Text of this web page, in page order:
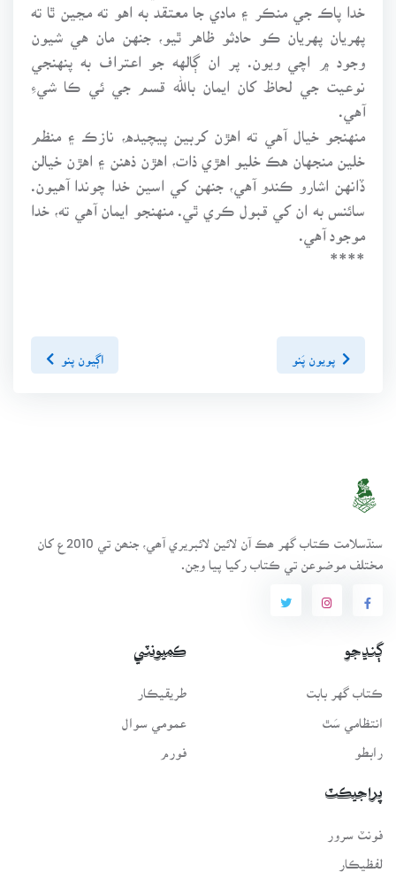
خدا پاڪ جي منڪر ۽ مادي جا معتقد به اهو ته مڃين ٿا ته
پهريان پهريان ڪو حادثو ظاهر ٿيو، جنهن مان هي شيون
وجود ۾ اچي ويون. پر ان ڳالهه جو اعتراف به پنهنجي
نوعيت جي لحاظ کان ايمان بالله قسم جي ئي ڪا شيءِ
آهي.
منهنجو خيال آهي ته اهڙن کربين پيچيده، نازڪ ۽ منظم
خلين منجهان هڪ خليو اهڙي ذات، اهڙن ذهنن ۽ اهڙن خيالن
ڏانهن اشارو ڪندو آهي، جنهن کي اسين خدا چوندا آهيون.
سائنس به ان کي قبول ڪري ٿي. منهنجو ايمان آهي ته، خدا
موجود آهي.
****
پويون پَنو اڳيون پنو
سنڌسلامت ڪتاب گهر ھڪ آن لائين لائبريري آھي، جنھن تي 2010ع کان
مختلف موضوعن تي ڪتاب رکيا پيا وڃن.
ڳنڍجو
ڪتاب گهر بابت
انتظامي سَٿ
رابطو
ڪميونٽي
طريقيڪار
عمومي سوال
فورم
پراجيڪٽ
لفظيڪار